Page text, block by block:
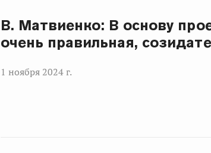
В. Матвиенко: В основу
очень правильная,
1 ноября 2024 г.